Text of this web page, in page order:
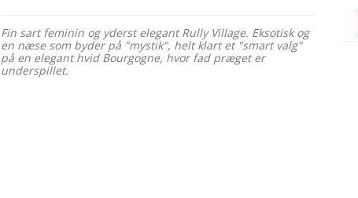
Fin sart feminin og yderst elegant Rully Village. Eksotisk og
en næse som byder på "mystik", helt klart et "smart valg"
på en elegant hvid Bourgogne, hvor fad præget er
underspillet.